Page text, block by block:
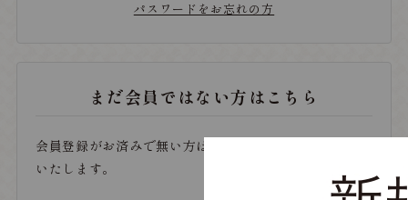
パスワードをお忘れの方
まだ会員ではない方はこちら
会員登録がお済みで無い方は、こちらから登録をお願い
いたします。